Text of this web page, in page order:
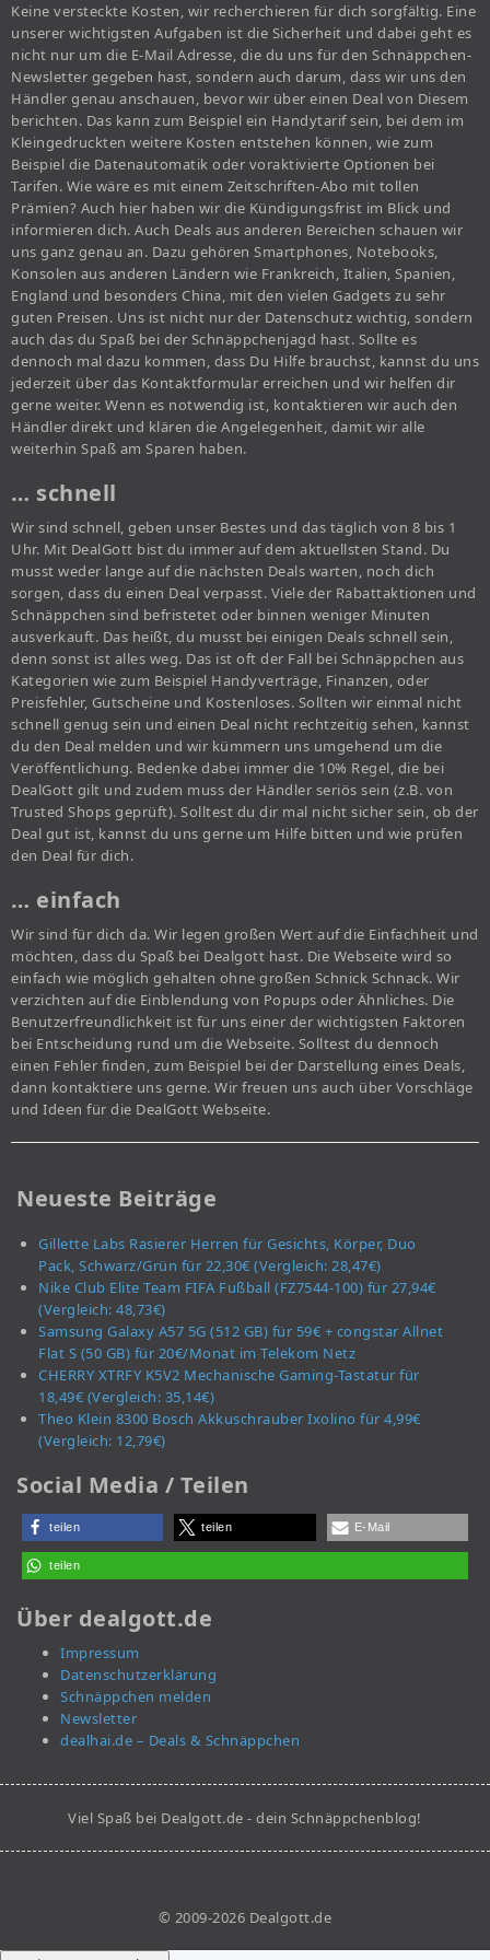
Keine versteckte Kosten, wir recherchieren für dich sorgfältig. Eine
unserer wichtigsten Aufgaben ist die Sicherheit und dabei geht es
nicht nur um die E-Mail Adresse, die du uns für den Schnäppchen-
Newsletter gegeben hast, sondern auch darum, dass wir uns den
Händler genau anschauen, bevor wir über einen Deal von Diesem
berichten. Das kann zum Beispiel ein Handytarif sein, bei dem im
Kleingedruckten weitere Kosten entstehen können, wie zum
Beispiel die Datenautomatik oder voraktivierte Optionen bei
Tarifen. Wie wäre es mit einem Zeitschriften-Abo mit tollen
Prämien? Auch hier haben wir die Kündigungsfrist im Blick und
informieren dich. Auch Deals aus anderen Bereichen schauen wir
uns ganz genau an. Dazu gehören Smartphones, Notebooks,
Konsolen aus anderen Ländern wie Frankreich, Italien, Spanien,
England und besonders China, mit den vielen Gadgets zu sehr
guten Preisen. Uns ist nicht nur der Datenschutz wichtig, sondern
auch das du Spaß bei der Schnäppchenjagd hast. Sollte es
dennoch mal dazu kommen, dass Du Hilfe brauchst, kannst du uns
jederzeit über das Kontaktformular erreichen und wir helfen dir
gerne weiter. Wenn es notwendig ist, kontaktieren wir auch den
Händler direkt und klären die Angelegenheit, damit wir alle
weiterhin Spaß am Sparen haben.
… schnell
Wir sind schnell, geben unser Bestes und das täglich von 8 bis 1
Uhr. Mit DealGott bist du immer auf dem aktuellsten Stand. Du
musst weder lange auf die nächsten Deals warten, noch dich
sorgen, dass du einen Deal verpasst. Viele der Rabattaktionen und
Schnäppchen sind befristetet oder binnen weniger Minuten
ausverkauft. Das heißt, du musst bei einigen Deals schnell sein,
denn sonst ist alles weg. Das ist oft der Fall bei Schnäppchen aus
Kategorien wie zum Beispiel Handyverträge, Finanzen, oder
Preisfehler, Gutscheine und Kostenloses. Sollten wir einmal nicht
schnell genug sein und einen Deal nicht rechtzeitig sehen, kannst
du den Deal melden und wir kümmern uns umgehend um die
Veröffentlichung. Bedenke dabei immer die 10% Regel, die bei
DealGott gilt und zudem muss der Händler seriös sein (z.B. von
Trusted Shops geprüft). Solltest du dir mal nicht sicher sein, ob der
Deal gut ist, kannst du uns gerne um Hilfe bitten und wie prüfen
den Deal für dich.
… einfach
Wir sind für dich da. Wir legen großen Wert auf die Einfachheit und
möchten, dass du Spaß bei Dealgott hast. Die Webseite wird so
einfach wie möglich gehalten ohne großen Schnick Schnack. Wir
verzichten auf die Einblendung von Popups oder Ähnliches. Die
Benutzerfreundlichkeit ist für uns einer der wichtigsten Faktoren
bei Entscheidung rund um die Webseite. Solltest du dennoch
einen Fehler finden, zum Beispiel bei der Darstellung eines Deals,
dann kontaktiere uns gerne. Wir freuen uns auch über Vorschläge
und Ideen für die DealGott Webseite.
Neueste Beiträge
Gillette Labs Rasierer Herren für Gesichts, Körper, Duo
Pack, Schwarz/Grün für 22,30€ (Vergleich: 28,47€)
Nike Club Elite Team FIFA Fußball (FZ7544-100) für 27,94€
(Vergleich: 48,73€)
Samsung Galaxy A57 5G (512 GB) für 59€ + congstar Allnet
Flat S (50 GB) für 20€/Monat im Telekom Netz
CHERRY XTRFY K5V2 Mechanische Gaming-Tastatur für
18,49€ (Vergleich: 35,14€)
Theo Klein 8300 Bosch Akkuschrauber Ixolino für 4,99€
(Vergleich: 12,79€)
Social Media / Teilen
teilen teilen E-Mail
teilen
Über dealgott.de
Impressum
Datenschutzerklärung
Schnäppchen melden
Newsletter
dealhai.de – Deals & Schnäppchen
Viel Spaß bei Dealgott.de - dein Schnäppchenblog!
© 2009-2026 Dealgott.de